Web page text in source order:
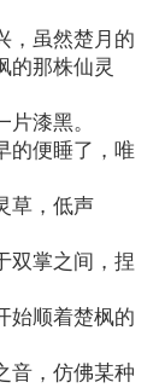
虽然楚月的
的那株仙灵
漆黑。
便睡了，唯
草，低声
掌之间，捏
顺着楚枫的
，仿佛某种